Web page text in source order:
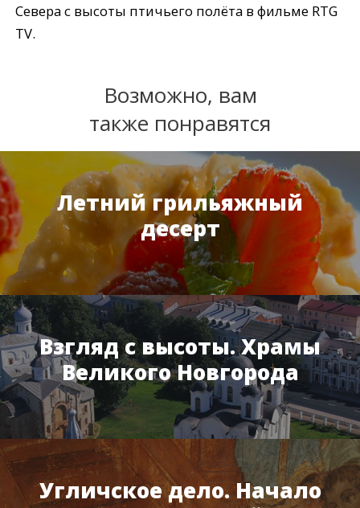
Севера с высоты птичьего полёта в фильме RTG
TV.
Возможно, вам
также понравятся
Летний грильяжный
десерт
Взгляд с высоты. Храмы
Великого Новгорода
Угличское дело. Начало